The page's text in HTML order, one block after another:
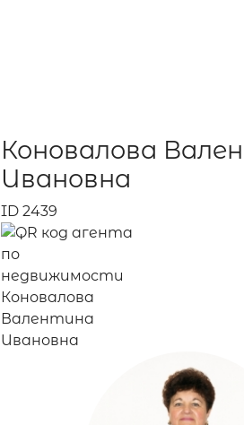
Коновалова
Ивановна
ID 2439